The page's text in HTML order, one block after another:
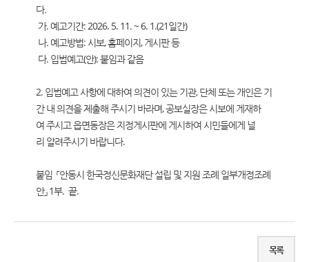
다.
가. 예고기간: 2026. 5. 11. ~ 6. 1.(21일간)
나. 예고방법: 시보, 홈페이지, 게시판 등
다. 입법예고(안): 붙임과 같음
2. 입법예고 사항에 대하여 의견이 있는 기관, 단체 또는 개인은 기
간 내 의견을 제출해 주시기 바라며, 공보실장은 시보에 게재하
여 주시고 읍면동장은 지정게시판에 게시하여 시민들에게 널
리 알려주시기 바랍니다.
붙임 「안동시 한국정신문화재단 설립 및 지원 조례 일부개정조례
안」 1부. 끝.
목록